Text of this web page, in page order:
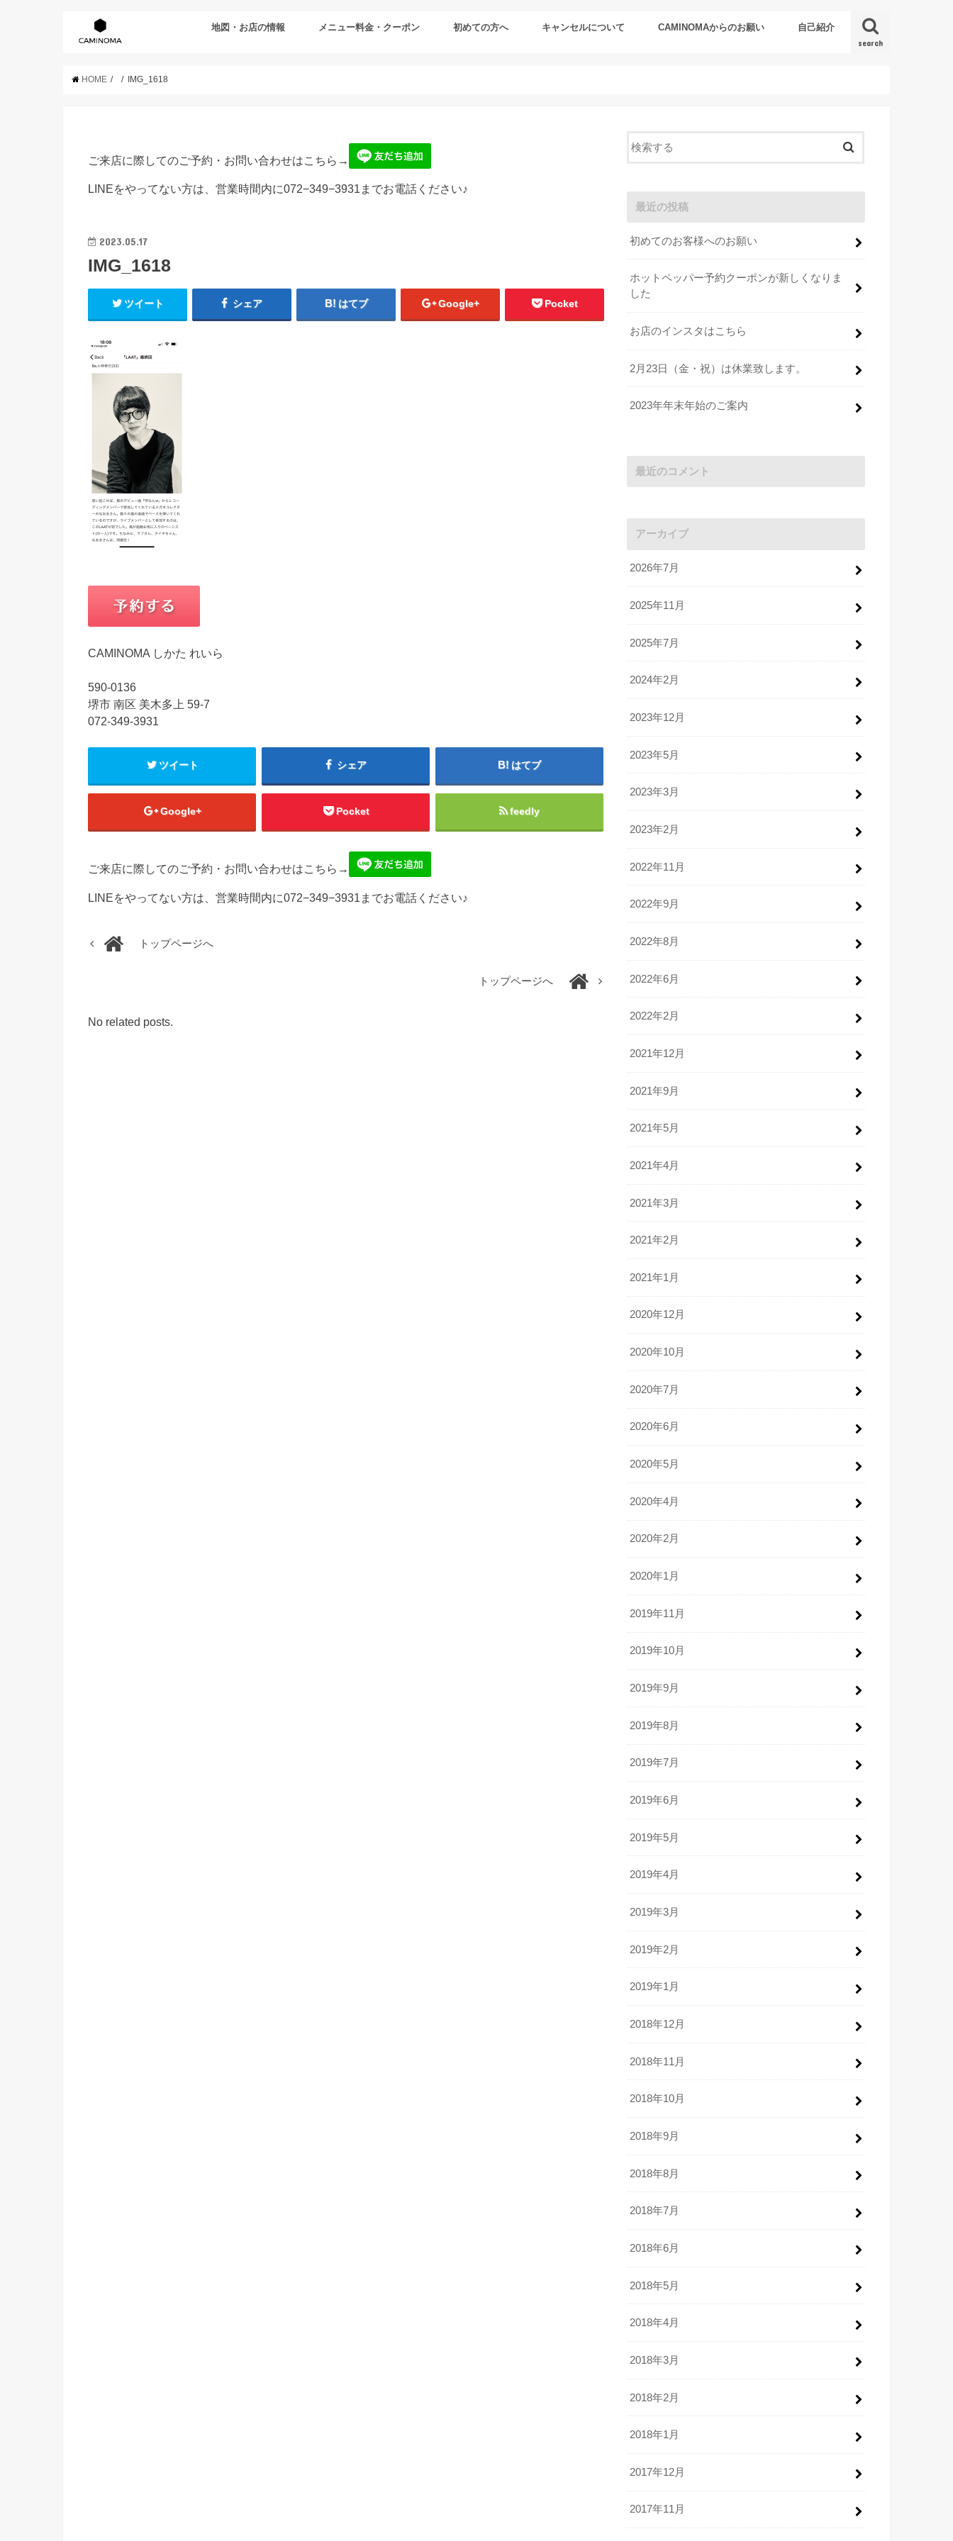
search
地図・お店の情報 メニュー料金・クーポン 初めての方へ キャンセルについて CAMINOMAからのお願い 自己紹介
HOME IMG_1618
ご来店に際してのご予約・お問い合わせはこちら→
LINEをやってない方は、営業時間内に072−349−3931までお電話ください♪
2023.05.17
IMG_1618
ツイート シェア はてブ Google+ Pocket
CAMINOMA しかた れいら
590-0136
堺市 南区 美木多上 59-7
072-349-3931
ツイート シェア はてブ
Google+ Pocket feedly
ご来店に際してのご予約・お問い合わせはこちら→
LINEをやってない方は、営業時間内に072−349−3931までお電話ください♪
トップページへ
トップページへ
No related posts.
最近の投稿
初めてのお客様へのお願い
ホットペッパー予約クーポンが新しくなりま
した
お店のインスタはこちら
2月23日（金・祝）は休業致します。
2023年年末年始のご案内
最近のコメント
アーカイブ
2026年7月
2025年11月
2025年7月
2024年2月
2023年12月
2023年5月
2023年3月
2023年2月
2022年11月
2022年9月
2022年8月
2022年6月
2022年2月
2021年12月
2021年9月
2021年5月
2021年4月
2021年3月
2021年2月
2021年1月
2020年12月
2020年10月
2020年7月
2020年6月
2020年5月
2020年4月
2020年2月
2020年1月
2019年11月
2019年10月
2019年9月
2019年8月
2019年7月
2019年6月
2019年5月
2019年4月
2019年3月
2019年2月
2019年1月
2018年12月
2018年11月
2018年10月
2018年9月
2018年8月
2018年7月
2018年6月
2018年5月
2018年4月
2018年3月
2018年2月
2018年1月
2017年12月
2017年11月